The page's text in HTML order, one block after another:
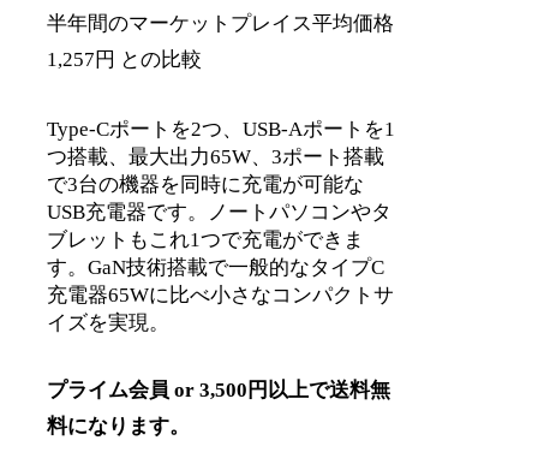
半年間のマーケットプレイス平均価格
1,257円 との比較
Type-Cポートを2つ、USB-Aポートを1
つ搭載、最大出力65W、3ポート搭載
で3台の機器を同時に充電が可能な
USB充電器です。ノートパソコンやタ
ブレットもこれ1つで充電ができま
す。GaN技術搭載で一般的なタイプC
充電器65Wに比べ小さなコンパクトサ
イズを実現。
プライム会員 or 3,500円以上で送料無
料になります。